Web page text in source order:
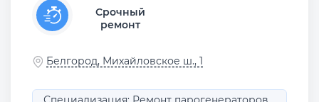
Срочный
ремонт
Белгород, Михайловское ш., 1